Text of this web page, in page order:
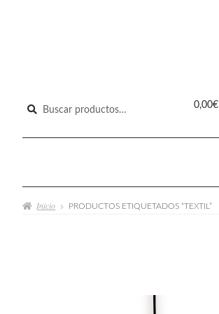
Buscar
0,00€
Inicio PRODUCTOS ETIQUETADOS “TEXTIL”